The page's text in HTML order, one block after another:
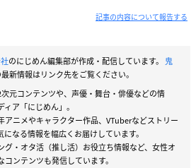
記事の内容について報告する
のにじめん編集部が作成・配信しています。 鬼
新情報はリンク先をご覧ください。
元コンテンツや、声優・舞台・俳優などの情
ア「にじめん」。
アニメやキャラクター作品、VTuberなどストリー
なる情報を幅広くお届けしています。
グ・オタ活（推し活）お役立ち情報など、女性オ
ンテンツも発信しています。